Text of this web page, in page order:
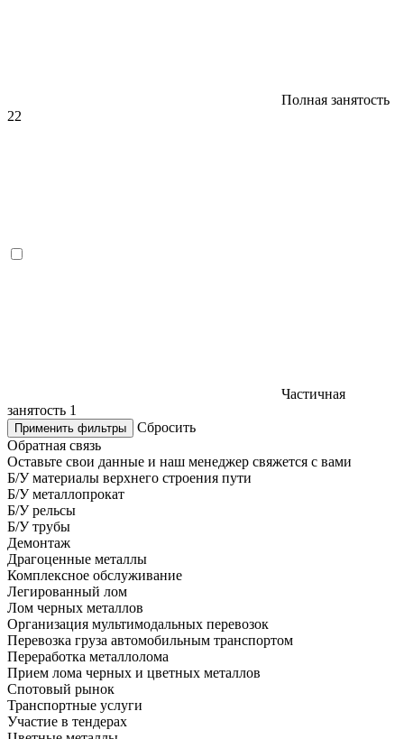
Полная занятость
22
Частичная
занятость 1
Применить фильтры
Сбросить
Обратная связь
Оставьте свои данные и наш менеджер свяжется с вами
Б/У материалы верхнего строения пути
Б/У металлопрокат
Б/У рельсы
Б/У трубы
Демонтаж
Драгоценные металлы
Комплексное обслуживание
Легированный лом
Лом черных металлов
Организация мультимодальных перевозок
Перевозка груза автомобильным транспортом
Переработка металлолома
Прием лома черных и цветных металлов
Спотовый рынок
Транспортные услуги
Участие в тендерах